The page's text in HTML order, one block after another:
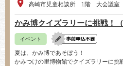
高崎市児童相談所 1階 大会議室
かみ博クイズラリーに挑戦！（
イベント
夏は、かみ博であそぼう！
かみつけの里博物館でクイズラリーに挑